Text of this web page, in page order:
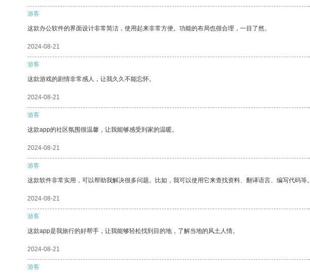
游客
这款办公软件的界面设计非常简洁，使用起来非常方便。功能的布局也很合理，一目了然。
2024-08-21
游客
这款游戏的剧情非常感人，让我久久不能忘怀。
2024-08-21
游客
这款app的社区氛围很温馨，让我能够感受到家的温暖。
2024-08-21
游客
这款软件非常实用，可以帮助我解决很多问题。比如，我可以使用它来查找资料、翻译语言、编写代码等。
2024-08-21
游客
这款app是我旅行的好帮手，让我能够轻松找到目的地，了解当地的风土人情。
2024-08-21
游客